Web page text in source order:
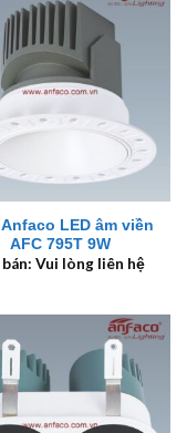
LED âm viền
AFC 795T 9W
bán: Vui lòng liên hệ